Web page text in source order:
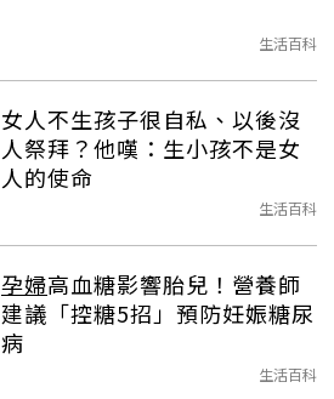
生活百科
女人不生孩子很自私、以後沒
人祭拜？他嘆：生小孩不是女
人的使命
生活百科
孕婦高血糖影響胎兒！營養師
建議「控糖5招」預防妊娠糖尿
病
生活百科